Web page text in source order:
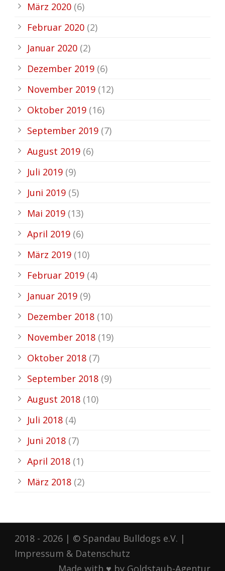
März 2020 (6)
Februar 2020 (2)
Januar 2020 (2)
Dezember 2019 (6)
November 2019 (12)
Oktober 2019 (16)
September 2019 (7)
August 2019 (6)
Juli 2019 (9)
Juni 2019 (5)
Mai 2019 (13)
April 2019 (6)
März 2019 (10)
Februar 2019 (4)
Januar 2019 (9)
Dezember 2018 (10)
November 2018 (19)
Oktober 2018 (7)
September 2018 (9)
August 2018 (10)
Juli 2018 (4)
Juni 2018 (7)
April 2018 (1)
März 2018 (2)
2018 - 2026 | © Spandau Bulldogs e.V. |
Impressum & Datenschutz